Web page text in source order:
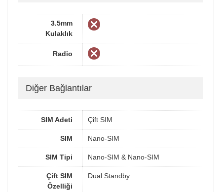
3.5mm
Kulaklık
Radio
Diğer Bağlantılar
SIM Adeti Çift SIM
SIM Nano-SIM
SIM Tipi Nano-SIM & Nano-SIM
Çift SIM
Özelliği
Dual Standby